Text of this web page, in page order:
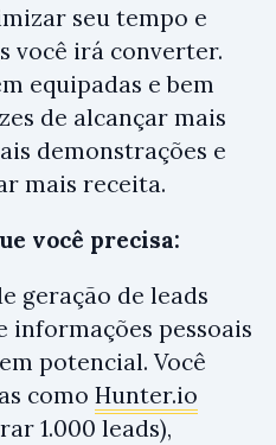
seu tempo e
você irá converter.
equipadas e bem
de alcançar mais
demonstrações e
mais receita.
você precisa:
geração de leads
pessoais
potencial. Você
como Hunter.io
1.000 leads),